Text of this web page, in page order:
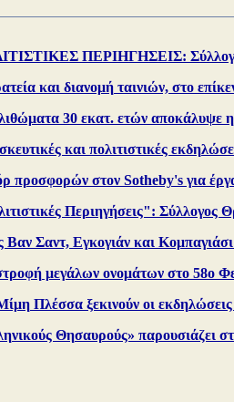
ΠΕΡΙΗΓΗΣΕΙΣ:
και διανομή ταινιών, στο
30 εκατ. ετών αποκάλυψε
και πολιτιστικές
προσφορών στον Sotheby's για
Περιηγήσεις":
Βαν Σαντ, Εγκογιάν και
μεγάλων ονομάτων στο 58ο
Πλέσσα ξεκινούν οι
Θησαυρούς» παρουσιάζει